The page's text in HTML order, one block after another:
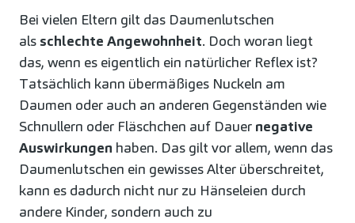
Bei vielen Eltern gilt das Daumenlutschen
als schlechte Angewohnheit. Doch woran liegt
das, wenn es eigentlich ein natürlicher Reflex ist?
Tatsächlich kann übermäßiges Nuckeln am
Daumen oder auch an anderen Gegenständen wie
Schnullern oder Fläschchen auf Dauer negative
Auswirkungen haben. Das gilt vor allem, wenn das
Daumenlutschen ein gewisses Alter überschreitet,
kann es dadurch nicht nur zu Hänseleien durch
andere Kinder, sondern auch zu